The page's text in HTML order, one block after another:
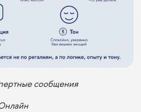
сообщения